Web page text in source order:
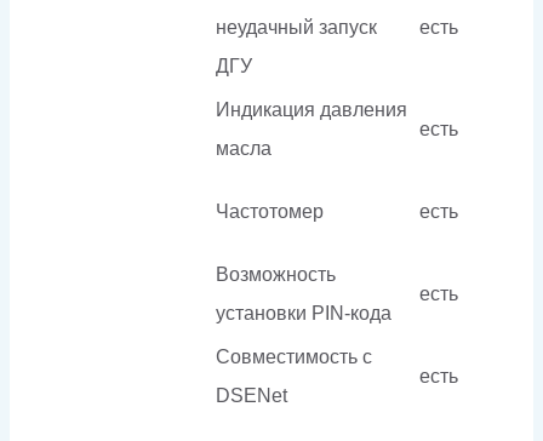
неудачный запуск
ДГУ
есть
Индикация давления
масла
есть
Частотомер есть
Возможность
установки PIN-кода
есть
Совместимость c
DSENet
есть